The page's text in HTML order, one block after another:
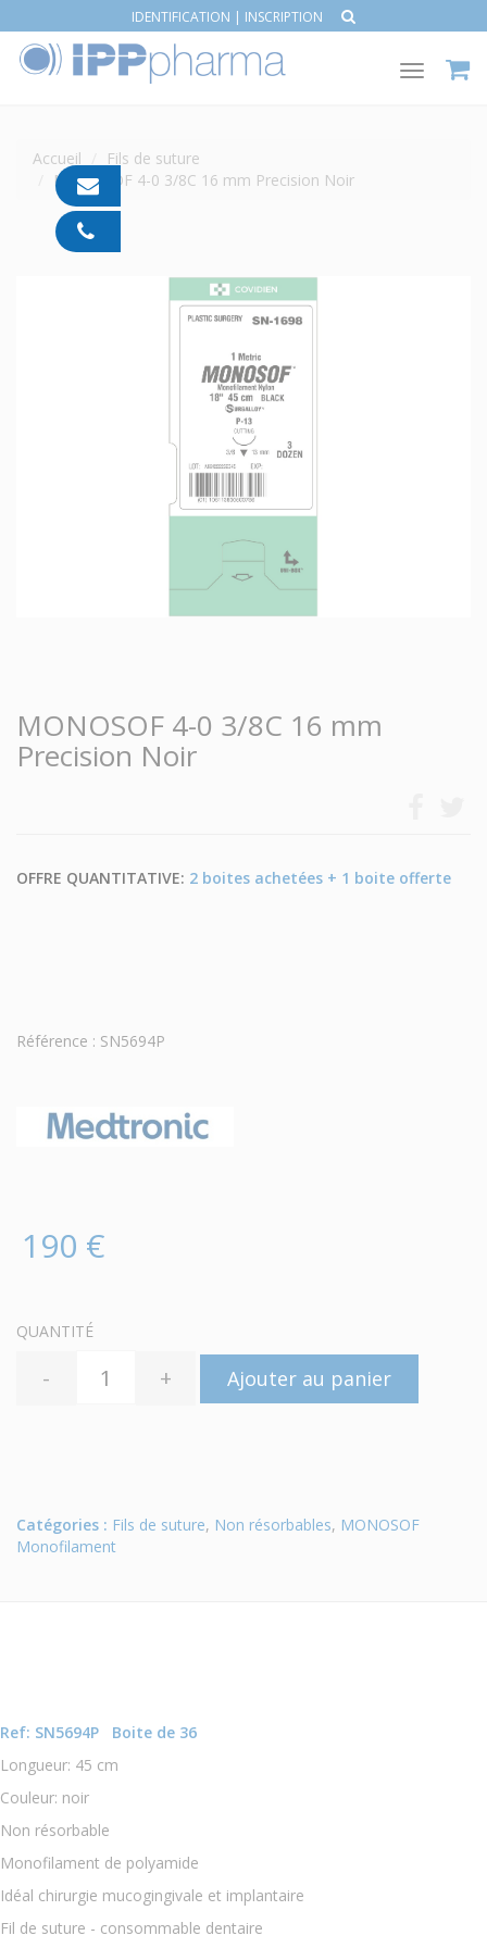
IDENTIFICATION | INSCRIPTION
Toggle
Accueil
Fils de suture
MONOSOF 4-0 3/8C 16 mm Precision Noir
MONOSOF 4-0 3/8C 16 mm
Precision Noir
OFFRE QUANTITATIVE: 2 boites achetées + 1 boite offerte
Référence : SN5694P
190 €
QUANTITÉ
- + Ajouter au panier
Catégories : Fils de suture, Non résorbables, MONOSOF
Monofilament
Ref: SN5694P Boite de 36
Longueur: 45 cm
Couleur: noir
Non résorbable
Monofilament de polyamide
Idéal chirurgie mucogingivale et implantaire
Fil de suture - consommable dentaire
contact@ipp-
pharma.com
91